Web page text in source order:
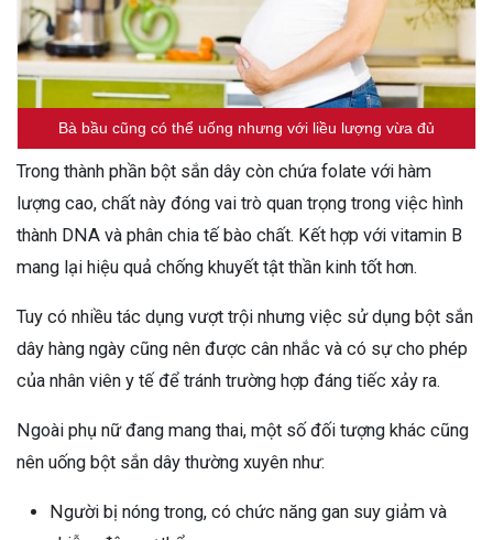
Bà bầu cũng có thể uống nhưng với liều lượng vừa đủ
Trong thành phần bột sắn dây còn chứa folate với hàm
lượng cao, chất này đóng vai trò quan trọng trong việc hình
thành DNA và phân chia tế bào chất. Kết hợp với vitamin B
mang lại hiệu quả chống khuyết tật thần kinh tốt hơn.
Tuy có nhiều tác dụng vượt trội nhưng việc sử dụng bột sắn
dây hàng ngày cũng nên được cân nhắc và có sự cho phép
của nhân viên y tế để tránh trường hợp đáng tiếc xảy ra.
Ngoài phụ nữ đang mang thai, một số đối tượng khác cũng
nên uống bột sắn dây thường xuyên như:
Người bị nóng trong, có chức năng gan suy giảm và